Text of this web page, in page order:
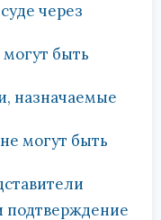
через
быть
назначаемые
могут быть